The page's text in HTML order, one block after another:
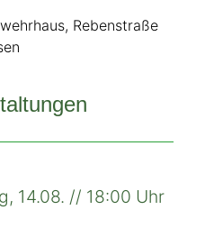
Rebenstraße
14.08. // 18:00 Uhr